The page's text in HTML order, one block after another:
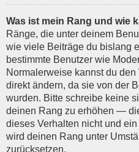
Was ist mein Rang und wie
Ränge, die unter deinem
wie viele Beiträge du bislang
bestimmte Benutzer wie
Normalerweise kannst du
direkt ändern, da sie von der
wurden. Bitte schreibe keine
deinen Rang zu erhöhen —
dieses Verhalten nicht und
wird deinen Rang unter
zurücksetzen.